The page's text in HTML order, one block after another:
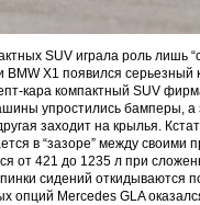
SUV играла роль лишь
X1 появился серьезный
кара компактный SUV
упростились бамперы,
заходит на крылья.
в “зазоре” между своими
от 421 до 1235 л при
сидений откидываются
опций Mercedes GLA